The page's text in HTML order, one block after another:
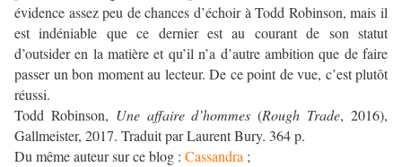
évidence assez peu de chances d’échoir à Todd Robinson, mais il
est indéniable que ce dernier est au courant de son statut
d’outsider en la matière et qu’il n’a d’autre ambition que de faire
passer un bon moment au lecteur. De ce point de vue, c’est plutôt
réussi.
Todd Robinson, Une affaire d’hommes (Rough Trade, 2016),
Gallmeister, 2017. Traduit par Laurent Bury. 364 p.
Du même auteur sur ce blog : Cassandra ;